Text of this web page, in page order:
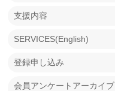
支援内容
SERVICES(English)
登録申し込み
会員アンケートアーカイブ